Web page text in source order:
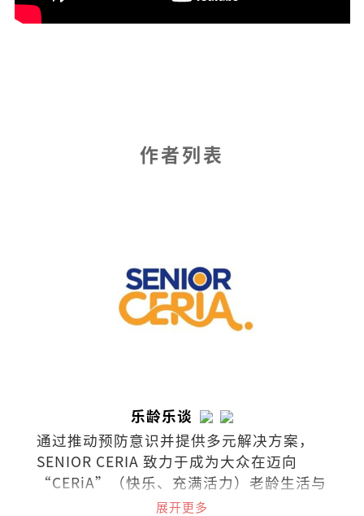
作者列表
乐龄乐谈
通过推动预防意识并提供多元解决方案，
SENIOR CERIA 致力于成为大众在迈向
“CERiA”（快乐、充满活力）老龄生活与
照护之路上的伙伴。展开更多